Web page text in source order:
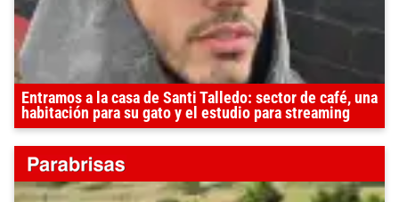
Entramos a la casa de Santi Talledo: sector de café, una
habitación para su gato y el estudio para streaming